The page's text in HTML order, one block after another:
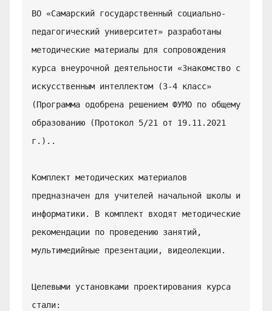
ВО «Самарский государственный социально-
педагогический университет» разработаны
методические материалы для сопровождения
курса внеурочной деятельности «Знакомство с
искусственным интеллектом (3-4 класс»
(Программа одобрена решением ФУМО по общему
образованию (Протокол 5/21 от 19.11.2021
г.)..
Комплект методических материалов
предназначен для учителей начальной школы и
информатики. В комплект входят методические
рекомендации по проведению занятий,
мультимедийные презентации, видеолекции.
Целевыми установками проектирования курса
стали: